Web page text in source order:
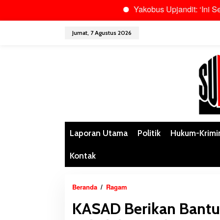
Yakobus Upjandit: ‘Ini Semua
Jumat, 7 Agustus 2026
Laporan Utama Politik Hukum-
Kontak
Beranda / Ragam
S
KASAD Berikan